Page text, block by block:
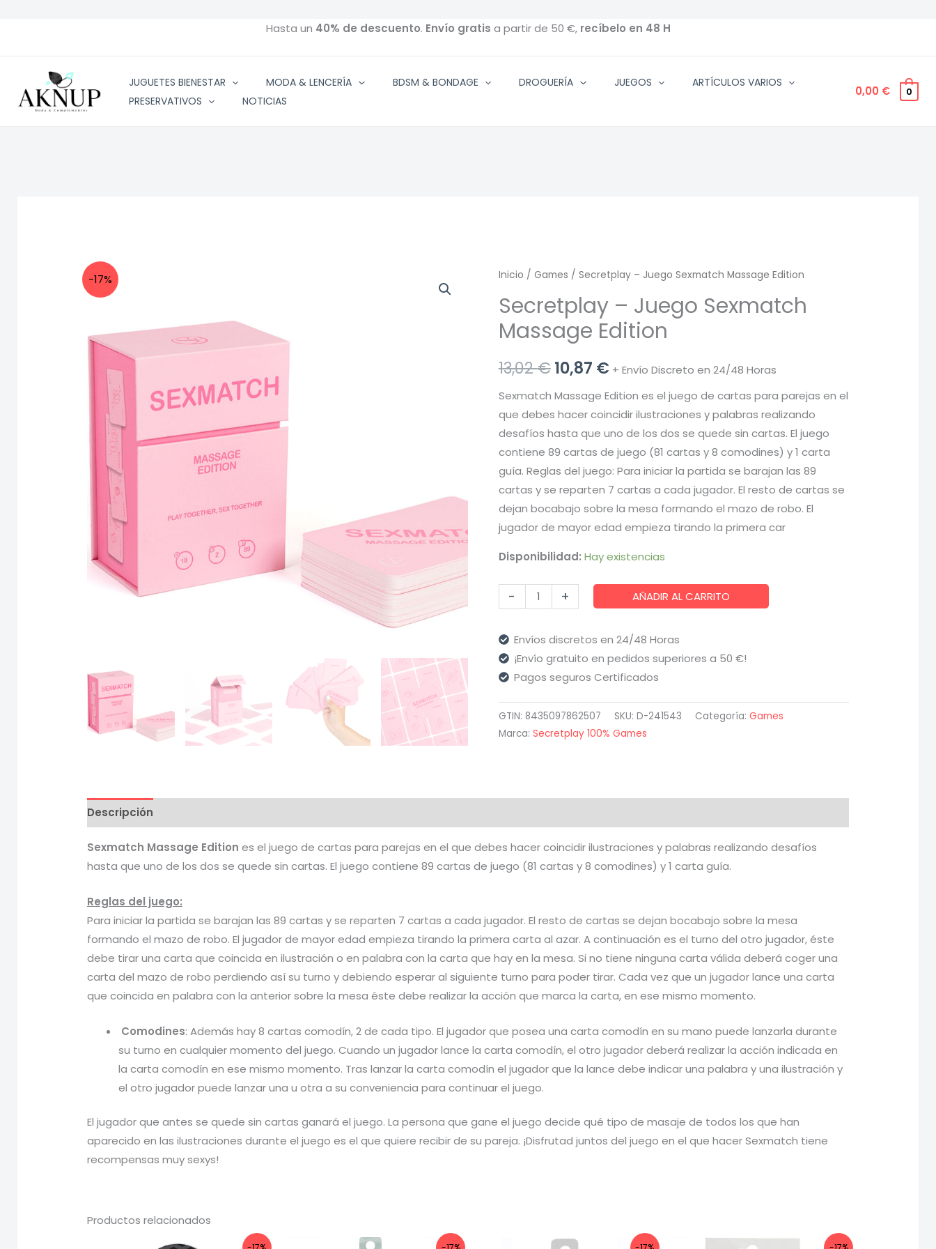
Hasta un 40% de descuento. Envío gratis a partir de 50 €, recíbelo en 48 H
JUGUETES BIENESTAR MODA & LENCERÍA BDSM & BONDAGE DROGUERÍA JUEGOS
ARTÍCULOS VARIOS
PRESERVATIVOS
NOTICIAS
0,00 € 0
-17% Inicio / Games / Secretplay – Juego Sexmatch Massage Edition
Secretplay – Juego Sexmatch
Massage Edition
13,02€El
precio
original
era:
13,02 €.
10,87 €El
precio
actual
es:
10,87 €.
+ Envío Discreto en 24/48 Horas
Sexmatch Massage Edition es el juego de cartas para parejas en el
que debes hacer coincidir ilustraciones y palabras realizando
desafíos hasta que uno de los dos se quede sin cartas. El juego
contiene 89 cartas de juego (81 cartas y 8 comodines) y 1 carta
guía. Reglas del juego: Para iniciar la partida se barajan las 89
cartas y se reparten 7 cartas a cada jugador. El resto de cartas se
dejan bocabajo sobre la mesa formando el mazo de robo. El
jugador de mayor edad empieza tirando la primera car
Disponibilidad: Hay existencias
-
Secretplay
-
Sexmatch
Massage
Edition
cantidad
+ AÑADIR AL CARRITO
Envíos discretos en 24/48 Horas
¡Envío gratuito en pedidos superiores a 50 €!
Pagos seguros Certificados
GTIN: 8435097862507 SKU: D-241543 Categoría: Games
Marca: Secretplay 100% Games
Descripción
Sexmatch Massage Edition es el juego de cartas para parejas en el que debes hacer coincidir ilustraciones y palabras realizando desafíos
hasta que uno de los dos se quede sin cartas. El juego contiene 89 cartas de juego (81 cartas y 8 comodines) y 1 carta guía.
Reglas del juego:
Para iniciar la partida se barajan las 89 cartas y se reparten 7 cartas a cada jugador. El resto de cartas se dejan bocabajo sobre la mesa
formando el mazo de robo. El jugador de mayor edad empieza tirando la primera carta al azar. A continuación es el turno del otro jugador, éste
debe tirar una carta que coincida en ilustración o en palabra con la carta que hay en la mesa. Si no tiene ninguna carta válida deberá coger una
carta del mazo de robo perdiendo así su turno y debiendo esperar al siguiente turno para poder tirar. Cada vez que un jugador lance una carta
que coincida en palabra con la anterior sobre la mesa éste debe realizar la acción que marca la carta, en ese mismo momento.
Comodines: Además hay 8 cartas comodín, 2 de cada tipo. El jugador que posea una carta comodín en su mano puede lanzarla durante
su turno en cualquier momento del juego. Cuando un jugador lance la carta comodín, el otro jugador deberá realizar la acción indicada en
la carta comodín en ese mismo momento. Tras lanzar la carta comodín el jugador que la lance debe indicar una palabra y una ilustración y
el otro jugador puede lanzar una u otra a su conveniencia para continuar el juego.
El jugador que antes se quede sin cartas ganará el juego. La persona que gane el juego decide qué tipo de masaje de todos los que han
aparecido en las ilustraciones durante el juego es el que quiere recibir de su pareja. ¡Disfrutad juntos del juego en el que hacer Sexmatch tiene
recompensas muy sexys!
Productos relacionados